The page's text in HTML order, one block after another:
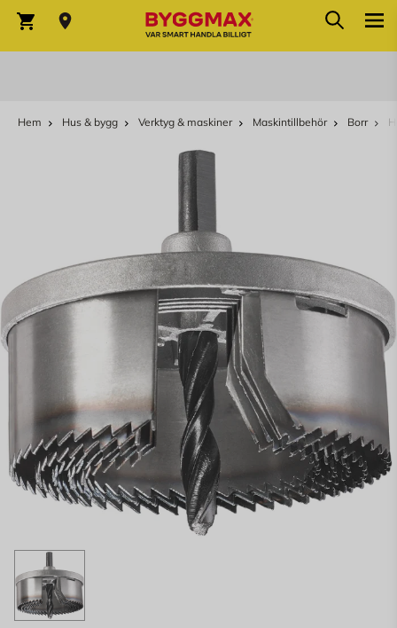
Varukorg Sök
Hem Hus & bygg Verktyg & maskiner Maskintillbehör Borr